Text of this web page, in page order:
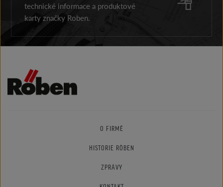
technické informace a produktové
karty značky Roben.
O FIRMĚ
HISTORIE RÖBEN
ZPRÁVY